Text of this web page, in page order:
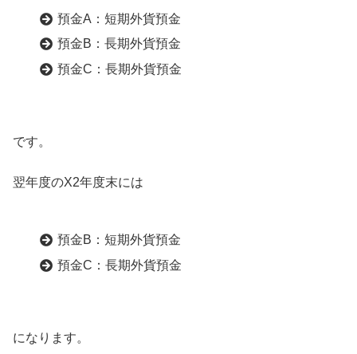
預金A：短期外貨預金
預金B：長期外貨預金
預金C：長期外貨預金
です。
翌年度のX2年度末には
預金B：短期外貨預金
預金C：長期外貨預金
になります。